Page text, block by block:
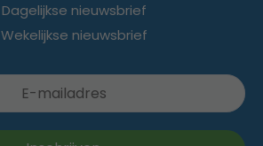
Dagelijkse nieuwsbrief
Wekelijkse nieuwsbrief